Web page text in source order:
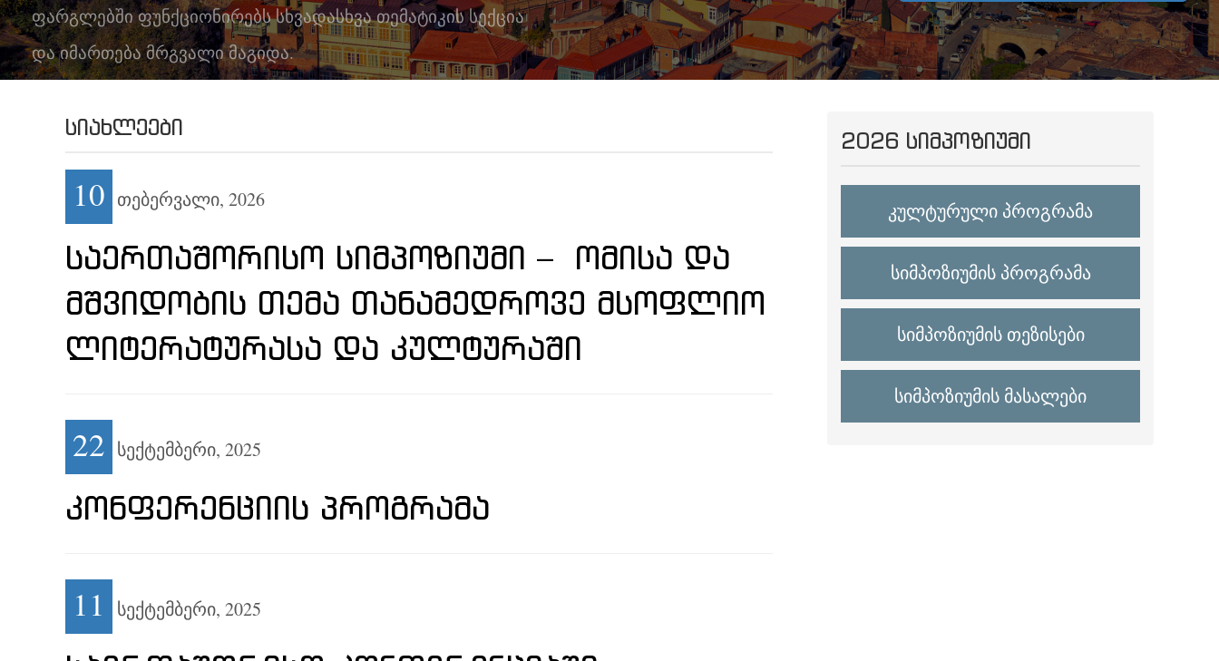
ფარგლებში ფუნქციონირებს სხვადასხვა თემატიკის სექცია
და იმართება მრგვალი მაგიდა.
ᲡᲘᲐᲮᲚᲔᲔᲑᲘ
10 თებერვალი, 2026
ᲡᲐᲔᲠᲗᲐᲨᲝᲠᲘᲡᲝ ᲡᲘᲛᲞᲝᲖᲘᲣᲛᲘ – ᲝᲛᲘᲡᲐ ᲓᲐ
ᲛᲨᲕᲘᲓᲝᲑᲘᲡ ᲗᲔᲛᲐ ᲗᲐᲜᲐᲛᲔᲓᲠᲝᲕᲔ ᲛᲡᲝᲤᲚᲘᲝ
ᲚᲘᲢᲔᲠᲐᲢᲣᲠᲐᲡᲐ ᲓᲐ ᲙᲣᲚᲢᲣᲠᲐᲨᲘ
22 სექტემბერი, 2025
ᲙᲝᲜᲤᲔᲠᲔᲜᲪᲘᲘᲡ ᲞᲠᲝᲒᲠᲐᲛᲐ
11 სექტემბერი, 2025
2026 ᲡᲘᲛᲞᲝᲖᲘᲣᲛᲘ
კულტურული პროგრამა
სიმპოზიუმის პროგრამა
სიმპოზიუმის თეზისები
სიმპოზიუმის მასალები